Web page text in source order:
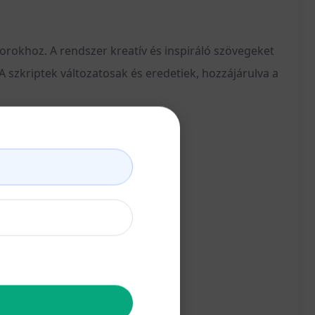
A rendszer kreatív és inspiráló szövegeket
változatosak és eredetiek, hozzájárulva a